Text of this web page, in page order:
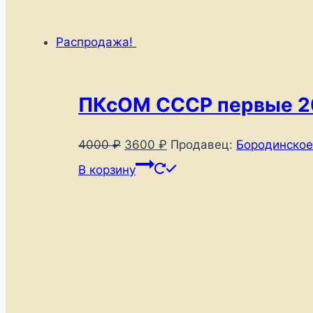
Распродажа!
ПКсОМ СССР первые
4000₽ Первоначальная
цена
3600 ₽ Текущая
цена:
Продавец:
В корзину